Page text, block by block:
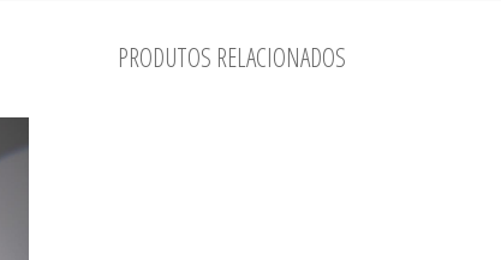
PRODUTOS RELACIONADOS